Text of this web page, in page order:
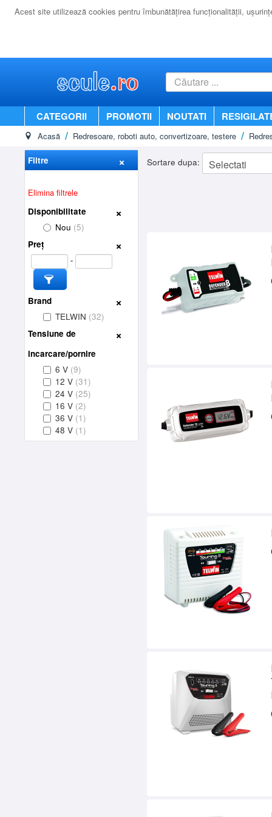
Acest site utilizează cookies pentru îmbunătăţirea funcţionalităţii,
CATEGORII PROMOTII NOUTATI
Acasă Redresoare, roboti auto, convertizoare, testere
Filtre
Elimina filtrele
Disponibilitate
Nou (5)
Preț
-
Brand
TELWIN (32)
Tensiune de
incarcare/pornire
6 V (9)
12 V (31)
24 V (25)
16 V (2)
36 V (1)
48 V (1)
Sortare dupa: